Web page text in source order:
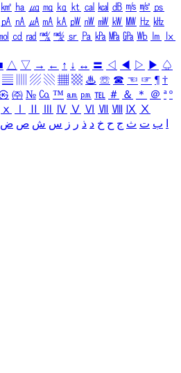
㎢ ㏊ ㎍ ㎎ ㎏ ㏏ ㎈ ㎉ ㏈ ㎧ ㎨ ㎰
㎀ ㎁ ㎂ ㎃ ㎄ ㎺ ㎻ ㎽ ㎾ ㎿ ㎐ ㎑
㏅ ㎭ ㎮ ㎯ ㏛ ㎩ ㎪ ㎫ ㎬ ㏝ ㏐
㏓
△ ▽ → ← ↑ ↓ ↔ 〓 ◁ ◀ ▷ ▶ ♤
▤ ▨ ▧ ▦ ▩ ♨ ☏ ☎ ☜ ☞ ¶ †
㈜ № ㏇ ™ ㏂ ㏘ ℡ ＃ ＆ ＊ ＠ ª º
ⅹ Ⅳ Ⅴ Ⅵ Ⅶ Ⅷ Ⅸ Ⅹ
ب ت ث ج ح خ د ذ ر ز س ش ص ض